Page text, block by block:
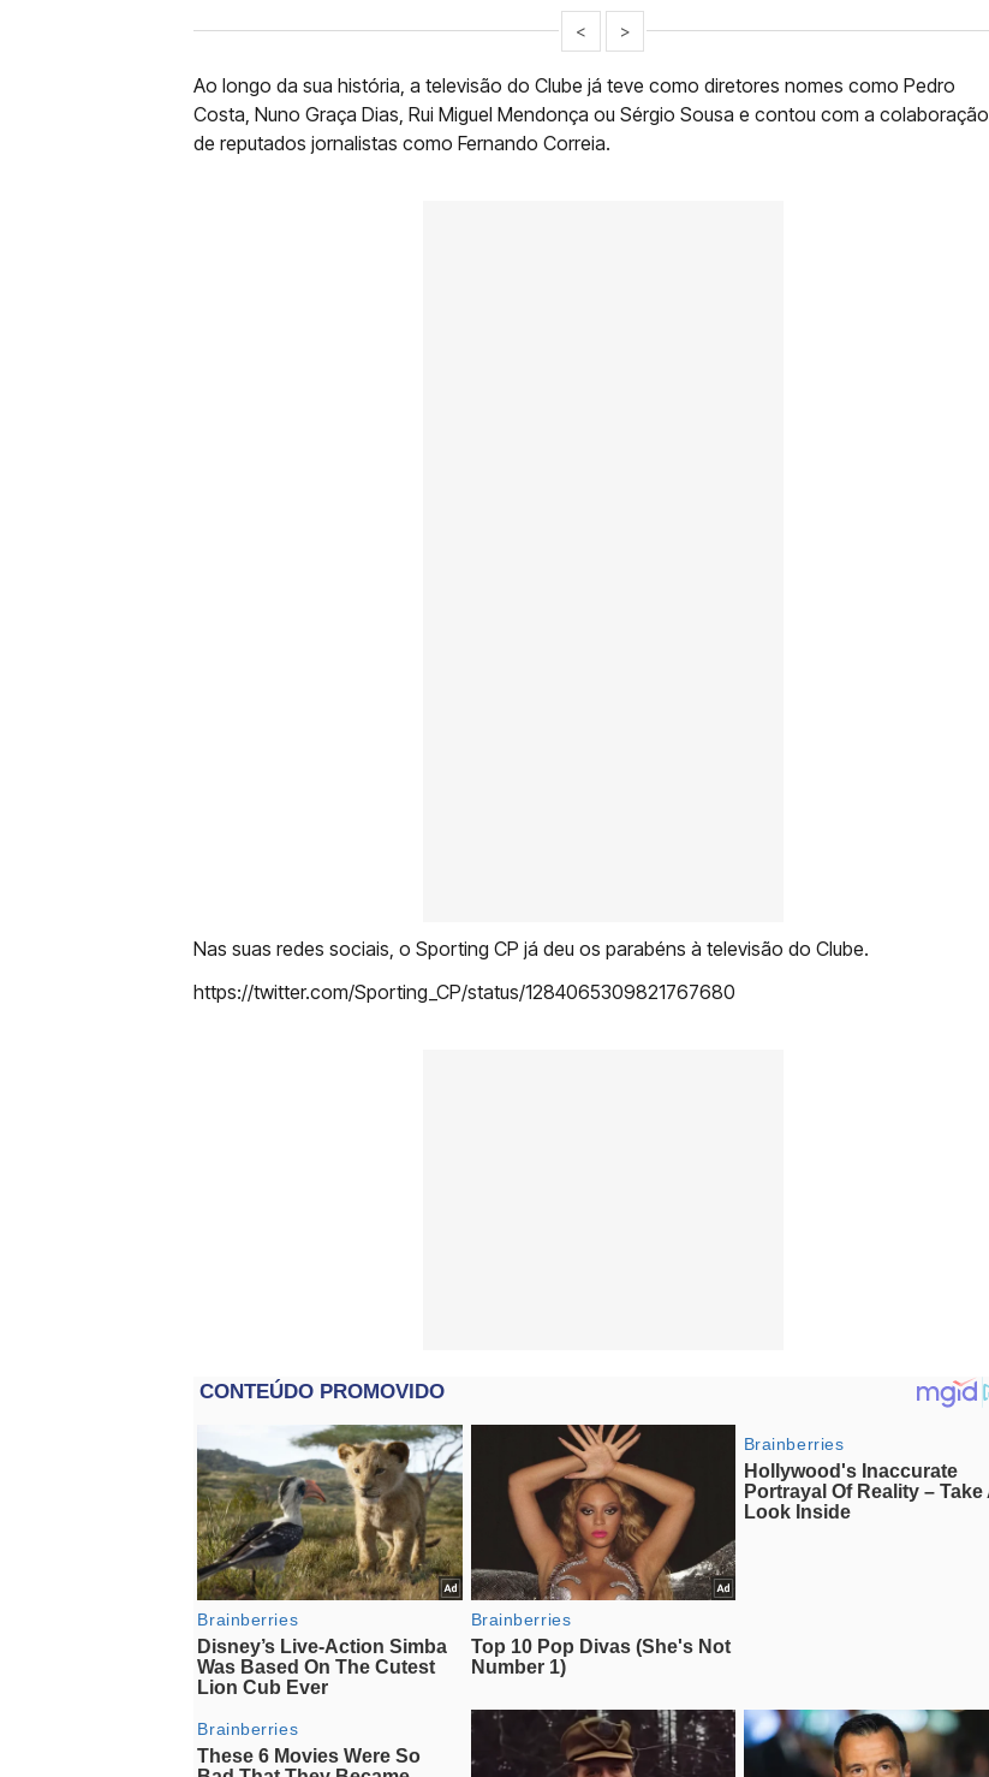
< >
Ao longo da sua história, a televisão do Clube já teve como diretores nomes como Pedro
Costa, Nuno Graça Dias, Rui Miguel Mendonça ou Sérgio Sousa e contou com a colaboração
de reputados jornalistas como Fernando Correia.
Nas suas redes sociais, o Sporting CP já deu os parabéns à televisão do Clube.
https://twitter.com/Sporting_CP/status/1284065309821767680